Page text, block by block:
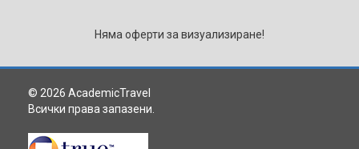
Няма оферти за визуализиране!
© 2026 AcademicTravel
Всички права запазени.